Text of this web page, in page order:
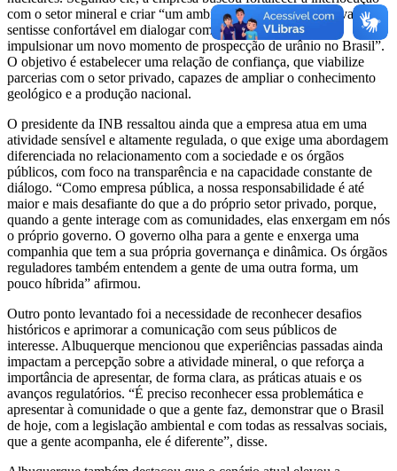
com o setor mineral e criar “um ambiente em que o setor privado se
sentisse confortável em dialogar com o setor público para
impulsionar um novo momento de prospecção de urânio no Brasil”.
O objetivo é estabelecer uma relação de confiança, que viabilize
parcerias com o setor privado, capazes de ampliar o conhecimento
geológico e a produção nacional.
O presidente da INB ressaltou ainda que a empresa atua em uma
atividade sensível e altamente regulada, o que exige uma abordagem
diferenciada no relacionamento com a sociedade e os órgãos
públicos, com foco na transparência e na capacidade constante de
diálogo. “Como empresa pública, a nossa responsabilidade é até
maior e mais desafiante do que a do próprio setor privado, porque,
quando a gente interage com as comunidades, elas enxergam em nós
o próprio governo. O governo olha para a gente e enxerga uma
companhia que tem a sua própria governança e dinâmica. Os órgãos
reguladores também entendem a gente de uma outra forma, um
pouco híbrida” afirmou.
Outro ponto levantado foi a necessidade de reconhecer desafios
históricos e aprimorar a comunicação com seus públicos de
interesse. Albuquerque mencionou que experiências passadas ainda
impactam a percepção sobre a atividade mineral, o que reforça a
importância de apresentar, de forma clara, as práticas atuais e os
avanços regulatórios. “É preciso reconhecer essa problemática e
apresentar à comunidade o que a gente faz, demonstrar que o Brasil
de hoje, com a legislação ambiental e com todas as ressalvas sociais,
que a gente acompanha, ele é diferente”, disse.